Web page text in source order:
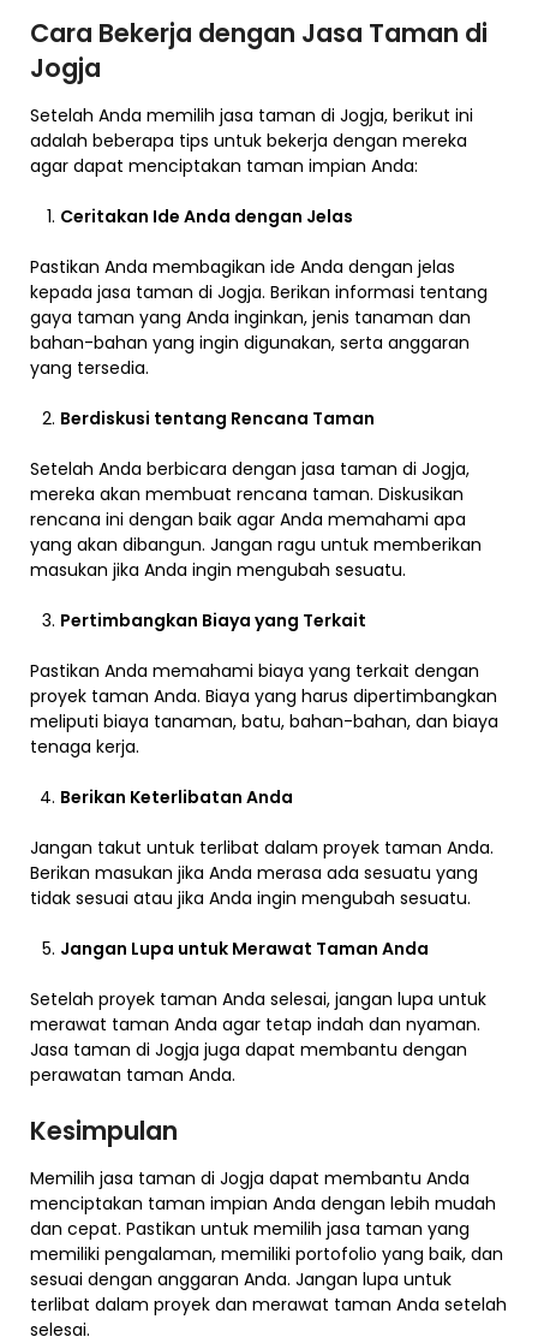
Cara Bekerja dengan Jasa Taman di
Jogja
Setelah Anda memilih jasa taman di Jogja, berikut ini
adalah beberapa tips untuk bekerja dengan mereka
agar dapat menciptakan taman impian Anda:
Ceritakan Ide Anda dengan Jelas
Pastikan Anda membagikan ide Anda dengan jelas
kepada jasa taman di Jogja. Berikan informasi tentang
gaya taman yang Anda inginkan, jenis tanaman dan
bahan-bahan yang ingin digunakan, serta anggaran
yang tersedia.
Berdiskusi tentang Rencana Taman
Setelah Anda berbicara dengan jasa taman di Jogja,
mereka akan membuat rencana taman. Diskusikan
rencana ini dengan baik agar Anda memahami apa
yang akan dibangun. Jangan ragu untuk memberikan
masukan jika Anda ingin mengubah sesuatu.
Pertimbangkan Biaya yang Terkait
Pastikan Anda memahami biaya yang terkait dengan
proyek taman Anda. Biaya yang harus dipertimbangkan
meliputi biaya tanaman, batu, bahan-bahan, dan biaya
tenaga kerja.
Berikan Keterlibatan Anda
Jangan takut untuk terlibat dalam proyek taman Anda.
Berikan masukan jika Anda merasa ada sesuatu yang
tidak sesuai atau jika Anda ingin mengubah sesuatu.
Jangan Lupa untuk Merawat Taman Anda
Setelah proyek taman Anda selesai, jangan lupa untuk
merawat taman Anda agar tetap indah dan nyaman.
Jasa taman di Jogja juga dapat membantu dengan
perawatan taman Anda.
Kesimpulan
Memilih jasa taman di Jogja dapat membantu Anda
menciptakan taman impian Anda dengan lebih mudah
dan cepat. Pastikan untuk memilih jasa taman yang
memiliki pengalaman, memiliki portofolio yang baik, dan
sesuai dengan anggaran Anda. Jangan lupa untuk
terlibat dalam proyek dan merawat taman Anda setelah
selesai.